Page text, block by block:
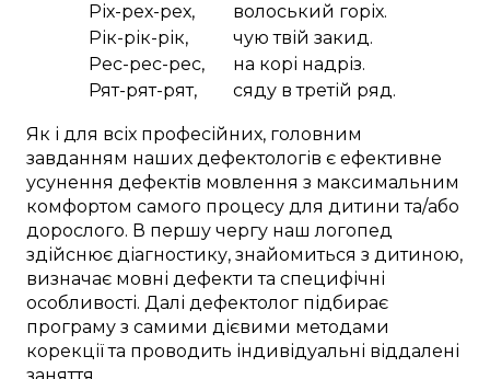
Ріх-рех-рех,
волоський горіх.
Рік-рік-рік,
чую твій закид.
Рес-рес-рес,
на корі надріз.
Рят-рят-рят,
сяду в третій ряд.
Як і для всіх професійних, головним
завданням наших дефектологів є ефективне
усунення дефектів мовлення з максимальним
комфортом самого процесу для дитини та/або
дорослого. В першу чергу наш логопед
здійснює діагностику, знайомиться з дитиною,
визначає мовні дефекти та специфічні
особливості. Далі дефектолог підбирає
програму з самими дієвими методами
корекціїта проводить індивідуальні віддалені